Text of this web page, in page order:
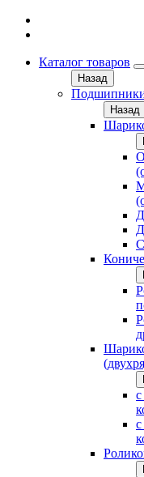
Каталог товаров
Назад
Назад